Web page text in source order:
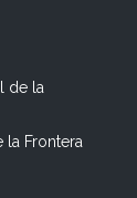
de la
Frontera